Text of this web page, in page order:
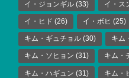
イ・ジョンギル (33) イ・ス
イ・ヒド (26) イ・ボヒ (25)
キム・ギュチョル (30) キム
キム・ソヒョン (31) キム・
キム・ハギュン (31) キム・